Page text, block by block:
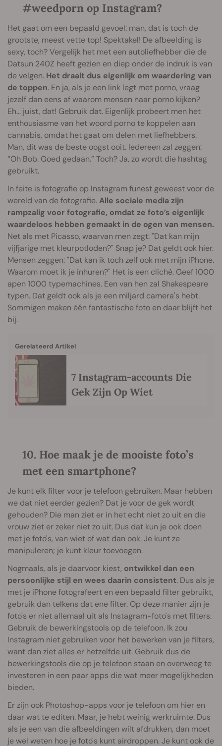
#weedporn op Instagram?
Het gaat om een bepaald gevoel: man, dat is toch de
grootste, meest vette top! Spektakel! De afbeelding is
sexy, toch? Vergelijk het met een autoliefhebber die de
Datsun 240Z heeft gezien en diep onder de indruk is van
de velgen. Het draait dus eigenlijk om waardering van
de toppen. En ja, als je een link legt met porno, vraag
jezelf dan eens af waarom mensen naar porno kijken?
Eh... juist, dat! Gebruik dat. Eigenlijk probeert men het
enthousiasme van het woord porno te koppelen aan
cannabis, omdat het gaat om delen met liefhebbers.
Man, dit was de beste oogst ooit. Iedereen zal zeggen:
“Oh Bob. Goed gedaan.” Toch? Ja, zo wordt die hashtag
gebruikt.
In feite is fotografie op Instagram funest geweest voor de
wereld van de fotografie.Alle sociale media zijn
rampzalig voor fotografie, omdat ze foto’s eigenlijk
waardeloos hebben gemaakt in de ogen van mensen.
Net als met Picasso, waarvan men zegt: "Dat kan mijn
vijfjarige met kleurpotloden?" Snap je? Dat geldt ook hier.
Mensen zeggen: "Dat kan ik toch zelf ook met mijn iPhone.
Waarom moet ik je inhuren?" Het is een cliché. Geef 1000
apen 1000 typemachines. Een van hen zal Shakespeare
typen. Dat geldt ook als je een miljard camera's hebt.
Sommigen maken één fantastische foto en daar blijft het
bij.
Gerelateerd Artikel
7 Instagram-accounts Die
Gek Zijn Op Wiet
10. Hoe maak je de mooiste foto’s
met een smartphone?
Je kunt elk filter voor je telefoon gebruiken. Maar hebben
we dat niet eerder gezien? Dat je voor de gek wordt
gehouden? Die man ziet er in het echt niet zo uit en die
vrouw ziet er zeker niet zo uit. Dus dat kun je ook doen
met je foto's, van wiet of wat dan ook. Je kunt ze
manipuleren; je kunt kleur toevoegen.
Nogmaals, als je daarvoor kiest, ontwikkel dan een
persoonlijke stijl en wees daarin consistent. Dus als je
met je iPhone fotografeert en een bepaald filter gebruikt,
gebruik dan telkens dat ene filter. Op deze manier zijn je
foto's er niet allemaal uit als Instagram-foto's met filters.
Gebruik de bewerkingstools op de telefoon. Ik zou
Instagram niet gebruiken voor het bewerken van je filters,
want dan ziet alles er hetzelfde uit. Gebruik dus de
bewerkingstools die op je telefoon staan en overweeg te
investeren in een paar apps die wat meer mogelijkheden
bieden.
Er zijn ook Photoshop-apps voor je telefoon om hier en
daar wat te editen. Maar, je hebt weinig werkruimte. Dus
als je een van die afbeeldingen wilt afdrukken, dan moet
je wel weten hoe je foto's kunt airdroppen. Je kunt ook de